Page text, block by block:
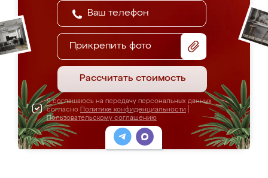
Прикрепить фото
Рассчитать стоимость
Я соглашаюсь на передачу персональных данных
согласно Политике конфиденциальности
Пользовательскому соглашению